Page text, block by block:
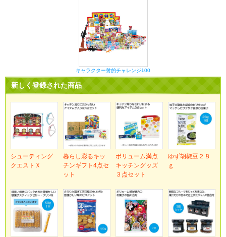
キャラクター射的チャレンジ100
新しく登録された商品
シューティング
クエストＸ
暮らし彩るキッ
チンギフト4点セ
ット
ボリューム満点
キッチングッズ
３点セット
ゆず胡椒豆２８
ｇ